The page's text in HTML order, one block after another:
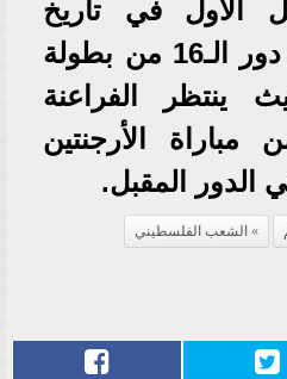
الأول في تاريخ
منتخب مصر إلى دور الـ16 من بطولة
ينتظر الفراعنة
مباراة الأرجنتين
الدور المقبل.
الشعب الفلسطيني